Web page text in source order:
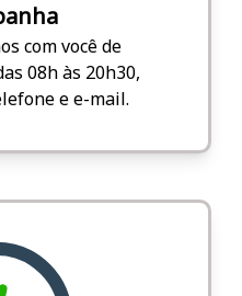
com você de
08h às 20h30,
e e-mail.